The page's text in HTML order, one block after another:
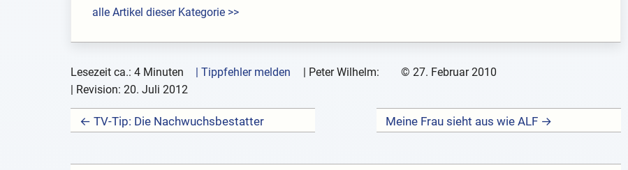
alle Artikel dieser Kategorie >>
Lesezeit ca.: 4 Minuten | Tippfehler melden | Peter Wilhelm: © 27. Februar 2010
| Revision: 20. Juli 2012
← TV-Tip: Die Nachwuchsbestatter Meine Frau sieht aus wie ALF →